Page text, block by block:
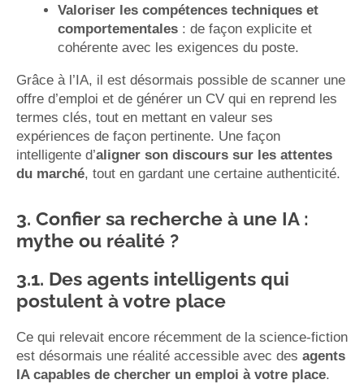
Valoriser les compétences techniques et
comportementales : de façon explicite et
cohérente avec les exigences du poste.
Grâce à l’IA, il est désormais possible de scanner une
offre d’emploi et de générer un CV qui en reprend les
termes clés, tout en mettant en valeur ses
expériences de façon pertinente. Une façon
intelligente d’aligner son discours sur les attentes
du marché, tout en gardant une certaine authenticité.
3. Confier sa recherche à une IA :
mythe ou réalité ?
3.1. Des agents intelligents qui
postulent à votre place
Ce qui relevait encore récemment de la science-fiction
est désormais une réalité accessible avec des agents
IA capables de chercher un emploi à votre place.